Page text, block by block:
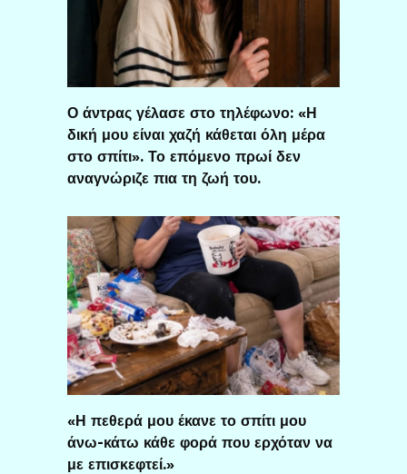
Ο άντρας γέλασε στο τηλέφωνο: «Η
δική μου είναι χαζή κάθεται όλη μέρα
στο σπίτι». Το επόμενο πρωί δεν
αναγνώριζε πια τη ζωή του.
«Η πεθερά μου έκανε το σπίτι μου
άνω-κάτω κάθε φορά που ερχόταν να
με επισκεφτεί.»